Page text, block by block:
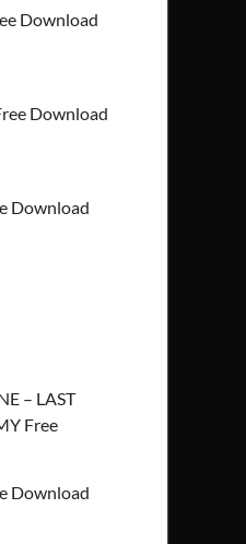
Download
Download
Download
– LAST
Free
Download